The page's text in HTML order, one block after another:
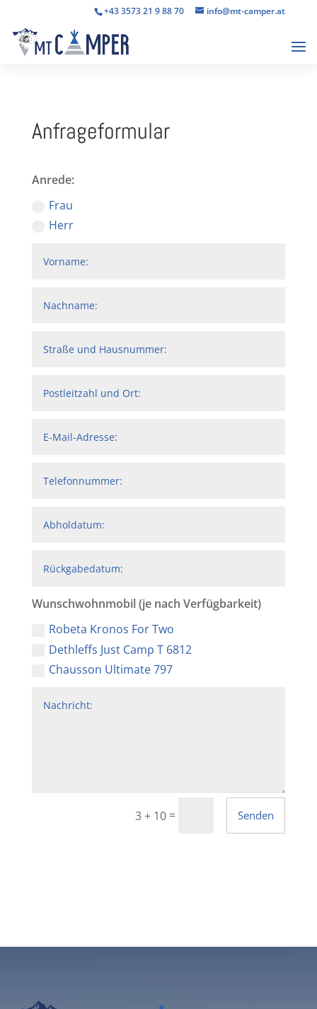
+43 3573 21 9 88 70 info@mt-camper.at
Anfrageformular
Anrede:
Frau
Herr
Wunschwohnmobil (je nach Verfügbarkeit)
Robeta Kronos For Two
Dethleffs Just Camp T 6812
Chausson Ultimate 797
3 + 10 = Senden